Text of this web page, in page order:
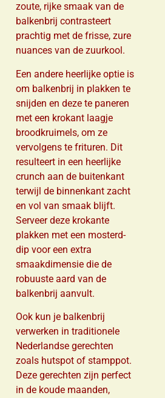
zoute, rijke smaak van de
balkenbrij contrasteert
prachtig met de frisse, zure
nuances van de zuurkool.
Een andere heerlijke optie is
om balkenbrij in plakken te
snijden en deze te paneren
met een krokant laagje
broodkruimels, om ze
vervolgens te frituren. Dit
resulteert in een heerlijke
crunch aan de buitenkant
terwijl de binnenkant zacht
en vol van smaak blijft.
Serveer deze krokante
plakken met een mosterd-
dip voor een extra
smaakdimensie die de
robuuste aard van de
balkenbrij aanvult.
Ook kun je balkenbrij
verwerken in traditionele
Nederlandse gerechten
zoals hutspot of stamppot.
Deze gerechten zijn perfect
in de koude maanden,